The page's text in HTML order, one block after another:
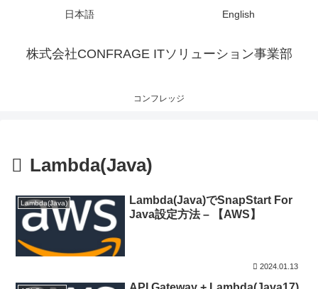
株式会社CONFRAGE ITソリューション事業部
コンフレッジ
日本語 English
Lambda(Java)
Lambda(Java)
Lambda(Java)でSnapStart For
Java設定方法 – 【AWS】
2024.01.13